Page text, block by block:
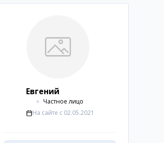
Евгений
Частное лицо
На сайте с 02.05.2021